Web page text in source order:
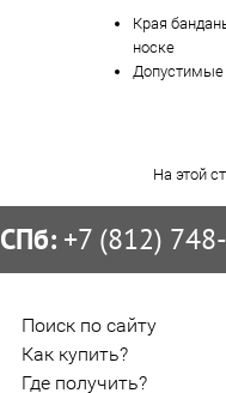
Края
носке
Допустимые
На этой
СПб: +7 (812)
Поиск по сайту
Как купить?
Где получить?